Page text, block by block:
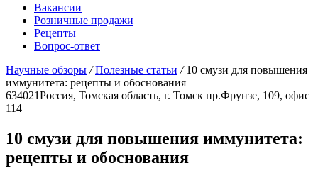
Вакансии
Розничные продажи
Рецепты
Вопрос-ответ
Научные обзоры / Полезные статьи / 10 смузи для повышения
иммунитета: рецепты и обоснования
634021Россия, Томская область, г. Томск пр.Фрунзе, 109, офис
114
10 смузи для повышения иммунитета:
рецепты и обоснования